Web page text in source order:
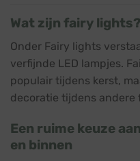
Wat zijn fairy lights?
Onder Fairy lights
verfijnde LED lampjes.
populair tijdens kerst,
decoratie tijdens andere
Een ruime keuze
en binnen